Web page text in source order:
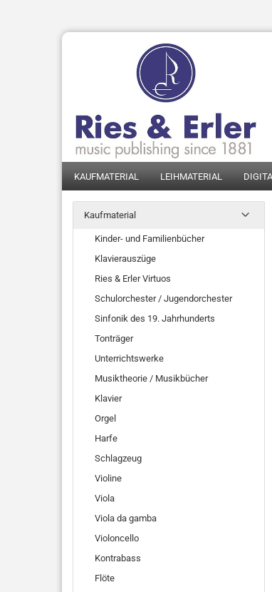
KAUFMATERIAL LEIHMATERIAL
Kaufmaterial
Kinder- und Familienbücher
Klavierauszüge
Ries & Erler Virtuos
Schulorchester / Jugendorchester
Sinfonik des 19. Jahrhunderts
Tonträger
Unterrichtswerke
Musiktheorie / Musikbücher
Klavier
Orgel
Harfe
Schlagzeug
Violine
Viola
Viola da gamba
Violoncello
Kontrabass
Flöte